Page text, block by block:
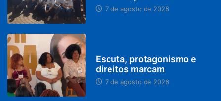
7 de agosto de 2026
Escuta, protagonismo e
direitos marcam
7 de agosto de 2026